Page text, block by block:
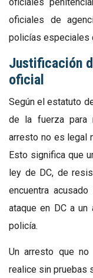
oficiales de
policías especiales
Justificación
oficial
Según el estatuto
de la fuerza para
arresto no es legal
Esto significa que
ley de DC, de
encuentra
ataque en DC a
policía.
Un arresto que
realice sin pruebas